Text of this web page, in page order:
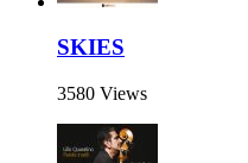
SKIES
3580 Views